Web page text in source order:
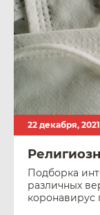
22 декабря, 2021
Подборка
различных